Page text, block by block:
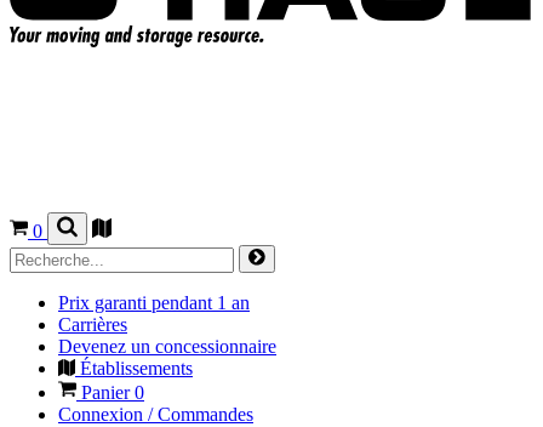
0
Prix garanti pendant 1 an
Carrières
Devenez un concessionnaire
Établissements
Panier0
Connexion / Commandes